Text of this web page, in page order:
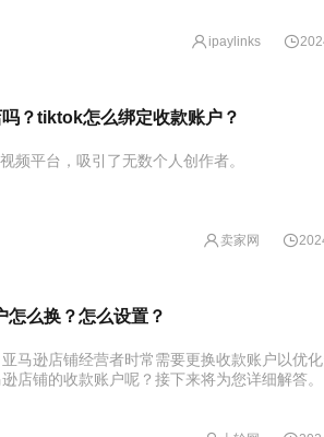
ipaylinks
？tiktok怎么绑定收款账户？
频平台，吸引了无数个人创作者。
卖家网
怎么换？怎么设置？
马逊店铺经营者时常需要更换收款账户以优
店铺的收款账户呢？接下来将为您详细解答。